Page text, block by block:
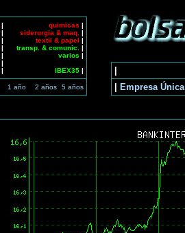
|
|
|
|
|
|
|
quimicas |
siderurgia & maq. |
textil & papel |
transp. & comunic.
|
varios |
IBEX35 |
1 año 2 años 5 años Empresa Única